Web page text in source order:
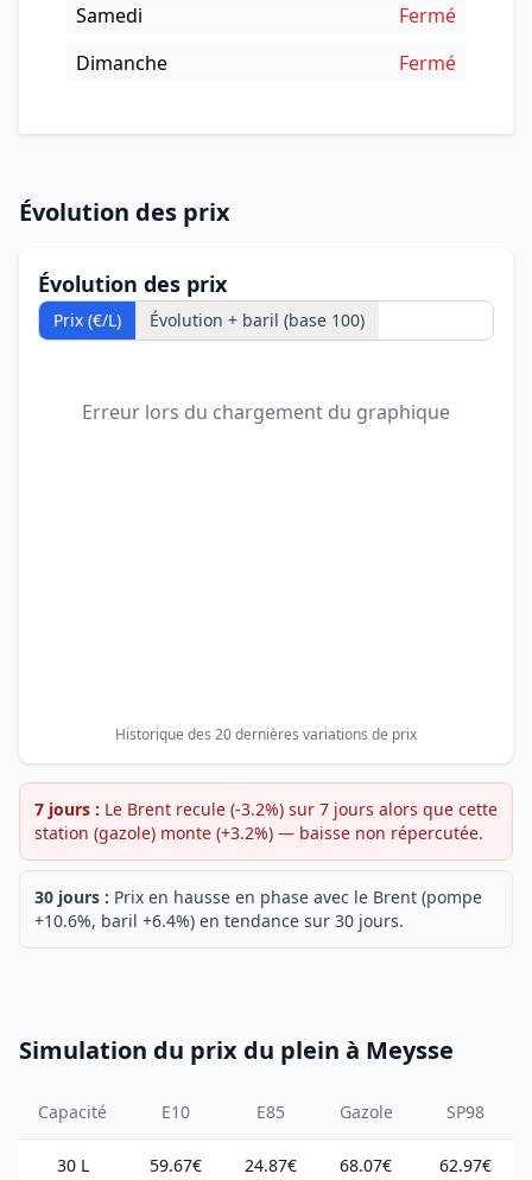
Samedi
Fermé
Dimanche
Fermé
Évolution des prix
Évolution des prix
Prix (€/L) Évolution + baril (base 100)
Erreur lors du chargement du graphique
Historique des 20 dernières variations de prix
7 jours : Le Brent recule (-3.2%) sur 7 jours alors que cette
station (gazole) monte (+3.2%) — baisse non répercutée.
30 jours : Prix en hausse en phase avec le Brent (pompe
+10.6%, baril +6.4%) en tendance sur 30 jours.
Simulation du prix du plein à Meysse
Capacité E10 E85 Gazole SP98
30 L 59.67€ 24.87€ 68.07€ 62.97€